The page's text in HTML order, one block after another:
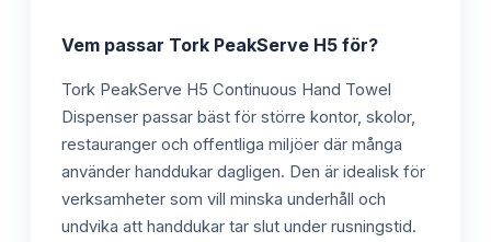
Vem passar Tork PeakServe H5 för?
Tork PeakServe H5 Continuous Hand Towel
Dispenser passar bäst för större kontor, skolor,
restauranger och offentliga miljöer där många
använder handdukar dagligen. Den är idealisk för
verksamheter som vill minska underhåll och
undvika att handdukar tar slut under rusningstid.